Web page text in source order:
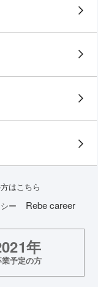
はこちら
ー Rebe career
年
予定の方